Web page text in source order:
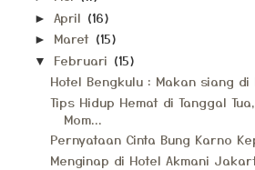
► April (16)
► Maret (15)
▼ Februari (15)
Hotel Bengkulu : Makan siang di
Tips Hidup Hemat di Tanggal
Mom...
Pernyataan Cinta Bung Karno
Menginap di Hotel Akmani